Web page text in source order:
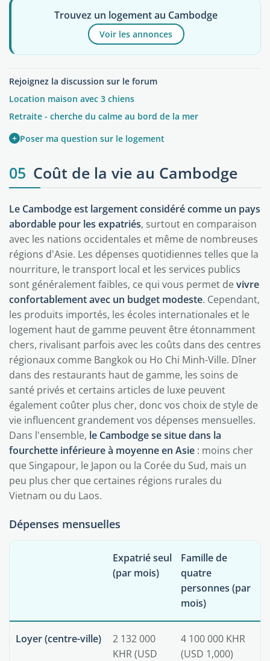
Trouvez un logement au Cambodge
Voir les annonces
Rejoignez la discussion sur le forum
Location maison avec 3 chiens
Retraite - cherche du calme au bord de la mer
+ Poser ma question sur le logement
05 Coût de la vie au Cambodge
Le Cambodge est largement considéré comme un pays
abordable pour les expatriés, surtout en comparaison
avec les nations occidentales et même de nombreuses
régions d'Asie. Les dépenses quotidiennes telles que la
nourriture, le transport local et les services publics
sont généralement faibles, ce qui vous permet devivre
confortablement avec un budget modeste. Cependant,
les produits importés, les écoles internationales et le
logement haut de gamme peuvent être étonnamment
chers, rivalisant parfois avec les coûts dans des centres
régionaux comme Bangkok ou Ho Chi Minh-Ville. Dîner
dans des restaurants haut de gamme, les soins de
santé privés et certains articles de luxe peuvent
également coûter plus cher, donc vos choix de style de
vie influencent grandement vos dépenses mensuelles.
Dans l'ensemble, le Cambodge se situe dans la
fourchette inférieure à moyenne en Asie : moins cher
que Singapour, le Japon ou la Corée du Sud, mais un
peu plus cher que certaines régions rurales du
Vietnam ou du Laos.
Dépenses mensuelles
Expatrié seul
(par mois)
Famille de
quatre
personnes (par
mois)
Loyer (centre-ville)
2 132 000
KHR (USD
4 100 000 KHR
(USD 1,000)